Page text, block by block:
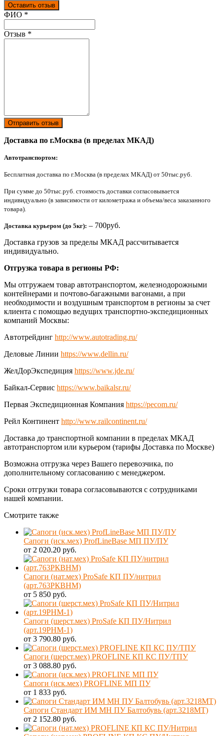
Оставить отзыв
Ваш отзыв был отправлен!
ФИО *
Отзыв *
Отправить отзыв
Доставка по г.Москва (в пределах МКАД)
Автотранспортом:
Бесплатная доставка по г.Москва (в пределах МКАД) от 50тыс.руб.
При сумме до 50тыс.руб. стоимость доставки согласовывается
индивидуально (в зависимости от километража и объема/веса заказанного
товара).
Доставка курьером (до 5кг): – 700руб.
Доставка грузов за пределы МКАД рассчитывается
индивидуально.
Отгрузка товара в регионы РФ:
Мы отгружаем товар автотранспортом, железнодорожными
контейнерами и почтово-багажными вагонами, а при
необходимости и воздушным транспортом в регионы за счет
клиента с помощью ведущих транспортно-экспедиционных
компаний Москвы:
Автотрейдинг http://www.autotrading.ru/
Деловые Линии https://www.dellin.ru/
ЖелДорЭкспедиция https://www.jde.ru/
Байкал-Сервис https://www.baikalsr.ru/
Первая Экспедиционная Компания https://pecom.ru/
Рейл Континент http://www.railcontinent.ru/
Доставка до транспортной компании в пределах МКАД
автотранспортом или курьером (тарифы Доставка по Москве)
Возможна отгрузка через Вашего перевозчика, по
дополнительному согласованию с менеджером.
Сроки отгрузки товара согласовываются с сотрудниками
нашей компании.
Смотрите также
Сапоги (иск.мех) ProfLineBase МП ПУ/ПУ
от 2 020.20 руб.
Сапоги (нат.мех) ProSafe КП ПУ/нитрил
(арт.763РКВНМ)
от 5 850 руб.
Сапоги (шерст.мех) ProSafe КП ПУ/Нитрил
(арт.19РНМ-1)
от 3 790.80 руб.
Сапоги (шерст.мех) PROFLINE КП КС ПУ/ТПУ
от 3 088.80 руб.
Сапоги (иск.мех) PROFLINE МП ПУ
от 1 833 руб.
Сапоги Стандарт ИМ МН ПУ Балтобувь (арт.3218МT)
от 2 152.80 руб.